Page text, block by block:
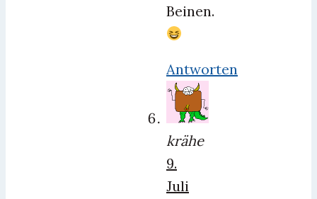
Beinen.
Antworten
krähe
9.
Juli